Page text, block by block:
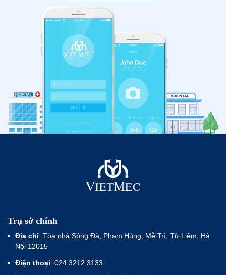
Trụ sở chính
Địa chỉ: Tòa nhà Sông Đà, Phạm Hùng, Mễ Trì, Từ Liêm, Hà
Nội 12015
Điện thoại: 024 3212 3133